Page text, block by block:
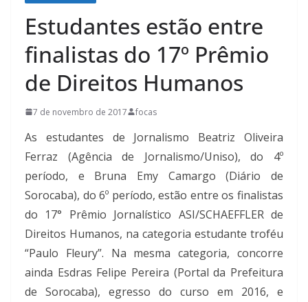
Estudantes estão entre
finalistas do 17º Prêmio
de Direitos Humanos
7 de novembro de 2017 focas
As estudantes de Jornalismo Beatriz Oliveira
Ferraz (Agência de Jornalismo/Uniso), do 4º
período, e Bruna Emy Camargo (Diário de
Sorocaba), do 6º período, estão entre os finalistas
do 17° Prêmio Jornalístico ASI/SCHAEFFLER de
Direitos Humanos, na categoria estudante troféu
“Paulo Fleury”. Na mesma categoria, concorre
ainda Esdras Felipe Pereira (Portal da Prefeitura
de Sorocaba), egresso do curso em 2016, e